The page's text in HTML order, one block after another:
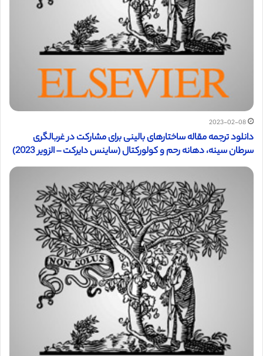
2023-02-08
دانلود ترجمه مقاله ساختارهای بالینی برای مشارکت در غربالگری
سرطان سینه، دهانه رحم و کولورکتال (ساینس دایرکت – الزویر 2023)